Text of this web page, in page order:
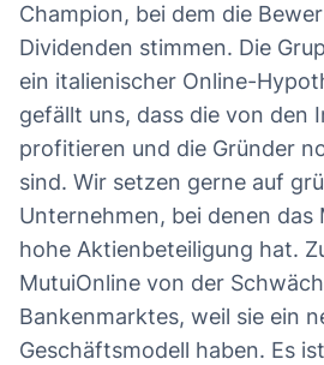
Champion, bei dem die
Dividenden stimmen. Die
ein italienischer Online-
gefällt uns, dass die von den
profitieren und die Gründer
sind. Wir setzen gerne auf
Unternehmen, bei denen das
hohe Aktienbeteiligung hat.
MutuiOnline von der
Bankenmarktes, weil sie ein
Geschäftsmodell haben. Es